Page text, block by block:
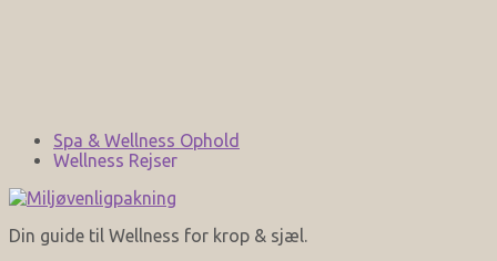
Spa & Wellness Ophold
Wellness Rejser
Din guide til Wellness for krop & sjæl.